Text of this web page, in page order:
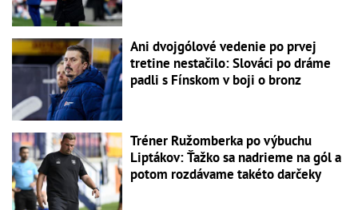
Ani dvojgólové vedenie po prvej
tretine nestačilo: Slováci po dráme
padli s Fínskom v boji o bronz
Tréner Ružomberka po výbuchu
Liptákov: Ťažko sa nadrieme na gól a
potom rozdávame takéto darčeky